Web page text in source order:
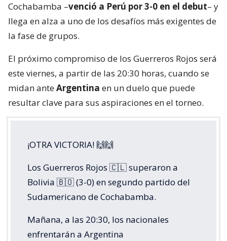
Cochabamba –venció a Perú por 3-0 en el debut– y
llega en alza a uno de los desafíos más exigentes de
la fase de grupos.
El próximo compromiso de los Guerreros Rojos será
este viernes, a partir de las 20:30 horas, cuando se
midan anteArgentina en un duelo que puede
resultar clave para sus aspiraciones en el torneo.
¡OTRA VICTORIA! 🙌🙌
Los Guerreros Rojos 🇨🇱 superaron a
Bolivia 🇧🇴 (3-0) en segundo partido del
Sudamericano de Cochabamba.
Mañana, a las 20:30, los nacionales
enfrentarán a Argentina